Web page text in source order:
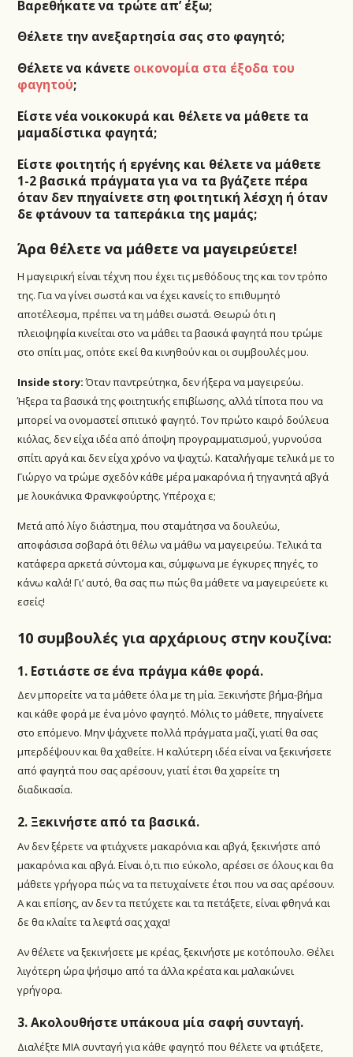
Βαρεθήκατε να τρώτε απ’ έξω;
Θέλετε την ανεξαρτησία σας στο φαγητό;
Θέλετε να κάνετε οικονομία στα έξοδα του
φαγητού;
Είστε νέα νοικοκυρά και θέλετε να μάθετε τα
μαμαδίστικα φαγητά;
Είστε φοιτητής ή εργένης και θέλετε να μάθετε
1-2 βασικά πράγματα για να τα βγάζετε πέρα
όταν δεν πηγαίνετε στη φοιτητική λέσχη ή όταν
δε φτάνουν τα ταπεράκια της μαμάς;
Άρα θέλετε να μάθετε να μαγειρεύετε!
Η μαγειρική είναι τέχνη που έχει τις μεθόδους της και τον τρόπο
της. Για να γίνει σωστά και να έχει κανείς το επιθυμητό
αποτέλεσμα, πρέπει να τη μάθει σωστά. Θεωρώ ότι η
πλειοψηφία κινείται στο να μάθει τα βασικά φαγητά που τρώμε
στο σπίτι μας, οπότε εκεί θα κινηθούν και οι συμβουλές μου.
Inside story:Όταν παντρεύτηκα, δεν ήξερα να μαγειρεύω.
Ήξερα τα βασικά της φοιτητικής επιβίωσης, αλλά τίποτα που να
μπορεί να ονομαστεί σπιτικό φαγητό. Τον πρώτο καιρό δούλευα
κιόλας, δεν είχα ιδέα από άποψη προγραμματισμού, γυρνούσα
σπίτι αργά και δεν είχα χρόνο να ψαχτώ. Καταλήγαμε τελικά με το
Γιώργο να τρώμε σχεδόν κάθε μέρα μακαρόνια ή τηγανητά αβγά
με λουκάνικα Φρανκφούρτης. Υπέροχα ε;
Μετά από λίγο διάστημα, που σταμάτησα να δουλεύω,
αποφάσισα σοβαρά ότι θέλω να μάθω να μαγειρεύω. Τελικά τα
κατάφερα αρκετά σύντομα και, σύμφωνα με έγκυρες πηγές, το
κάνω καλά! Γι’ αυτό, θα σας πω πώς θα μάθετε να μαγειρεύετε κι
εσείς!
10 συμβουλές για αρχάριους στην κουζίνα:
1. Εστιάστε σε ένα πράγμα κάθε φορά.
Δεν μπορείτε να τα μάθετε όλα με τη μία. Ξεκινήστε βήμα-βήμα
και κάθε φορά με ένα μόνο φαγητό. Μόλις το μάθετε, πηγαίνετε
στο επόμενο. Μην ψάχνετε πολλά πράγματα μαζί, γιατί θα σας
μπερδέψουν και θα χαθείτε. Η καλύτερη ιδέα είναι να ξεκινήσετε
από φαγητά που σας αρέσουν, γιατί έτσι θα χαρείτε τη
διαδικασία.
2. Ξεκινήστε από τα βασικά.
Αν δεν ξέρετε να φτιάχνετε μακαρόνια και αβγά, ξεκινήστε από
μακαρόνια και αβγά. Είναι ό,τι πιο εύκολο, αρέσει σε όλους και θα
μάθετε γρήγορα πώς να τα πετυχαίνετε έτσι που να σας αρέσουν.
Α και επίσης, αν δεν τα πετύχετε και τα πετάξετε, είναι φθηνά και
δε θα κλαίτε τα λεφτά σας χαχα!
Αν θέλετε να ξεκινήσετε με κρέας, ξεκινήστε με κοτόπουλο. Θέλει
λιγότερη ώρα ψήσιμο από τα άλλα κρέατα και μαλακώνει
γρήγορα.
3. Ακολουθήστε υπάκουα μία σαφή συνταγή.
Διαλέξτε ΜΙΑ συνταγή για κάθε φαγητό που θέλετε να φτιάξετε,